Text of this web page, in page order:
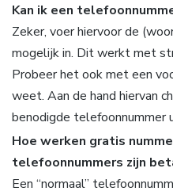
Kan ik een
Zeker, voer hiervoor de
mogelijk in. Dit werkt met
Probeer het ook met een
weet. Aan de hand hiervan
benodigde telefoonnummer
Hoe werken gratis
telefoonnummers zijn
Een “normaal”